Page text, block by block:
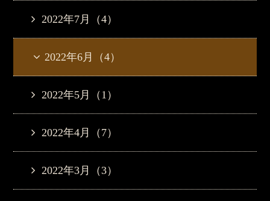
2022年7月（4）
2022年6月（4）
2022年5月（1）
2022年4月（7）
2022年3月（3）